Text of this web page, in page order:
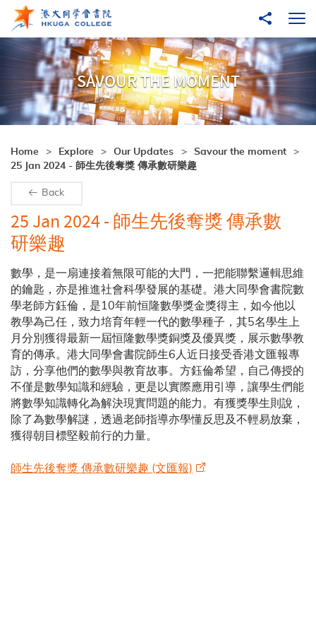
Skip to main content
Share to
SAVOUR THE MOMENT
Home Explore Our Updates
Savour the moment
25 Jan 2024 - 師生先後奪獎 傳承數研樂趣
Back
25 Jan 2024 - 師生先後奪獎 傳承數
研樂趣
數學，是一扇連接着無限可能的大門，一把能聯繫邏輯思維
的鑰匙，亦是推進社會科學發展的基礎。港大同學會書院數
學老師方鈺倫，是10年前恒隆數學獎金獎得主，如今他以
教學為己任，致力培育年輕一代的數學種子，其5名學生上
月分別獲得最新一屆恒隆數學獎銅獎及優異獎，展示數學教
育的傳承。港大同學會書院師生6人近日接受香港文匯報專
訪，分享他們的數學與教育故事。方鈺倫希望，自己傳授的
不僅是數學知識和經驗，更是以實際應用引導，讓學生們能
將數學知識轉化為解決現實問題的能力。有獲獎學生則說，
除了為數學解謎，透過老師指導亦學懂反思及不輕易放棄，
獲得朝目標堅毅前行的力量。
師生先後奪獎 傳承數研樂趣 (文匯報)